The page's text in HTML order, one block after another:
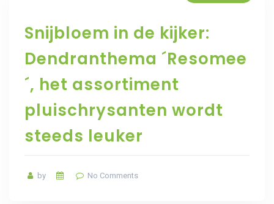
Snijbloem in de kijker:
Dendranthema ´Resomee
´, het assortiment
pluischrysanten wordt
steeds leuker
by No Comments